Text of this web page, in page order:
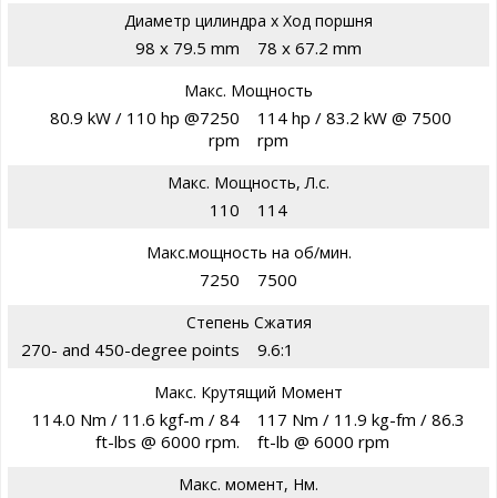
Диаметр цилиндра х Ход поршня
98 x 79.5 mm 78 x 67.2 mm
Макс. Мощность
80.9 kW / 110 hp @7250
rpm
114 hp / 83.2 kW @ 7500
rpm
Макс. Мощность, Л.с.
110 114
Макс.мощность на об/мин.
7250 7500
Степень Сжатия
270- and 450-degree points 9.6:1
Макс. Крутящий Момент
114.0 Nm / 11.6 kgf-m / 84
ft-lbs @ 6000 rpm.
117 Nm / 11.9 kg-fm / 86.3
ft-lb @ 6000 rpm
Макс. момент, Нм.